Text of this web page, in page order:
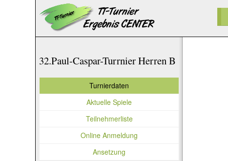
32.Paul-Caspar-Turrnier Herren B
Turnierdaten
Aktuelle Spiele
Teilnehmerliste
Online Anmeldung
Ansetzung